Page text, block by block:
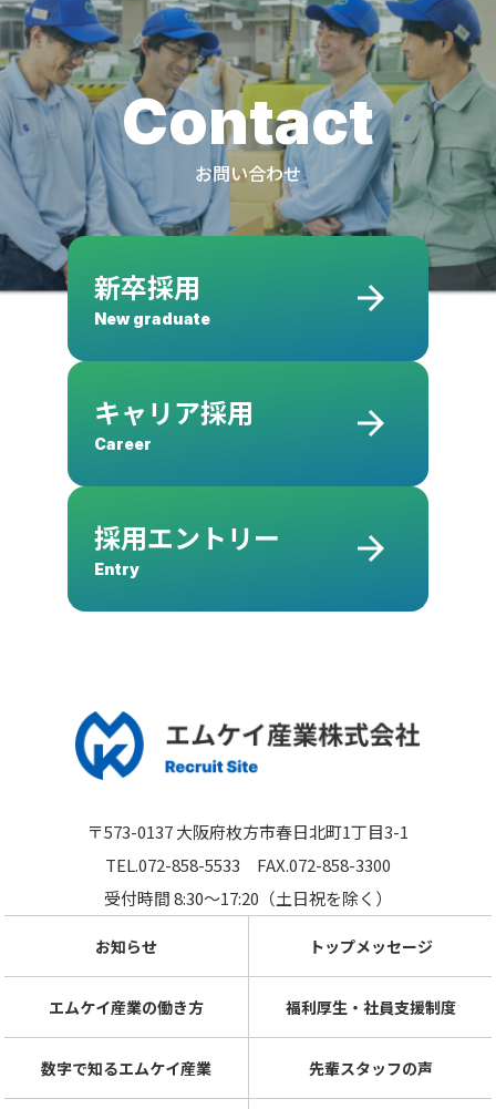
Contact
お問い合わせ
新卒採用
New graduate
キャリア採用
Career
採用エントリー
Entry
お知らせ トップメッセージ
エムケイ産業の働き方 福利厚生・社員支援制度
数字で知るエムケイ産業 先輩スタッフの声
〒573-0137 大阪府枚方市春日北町1丁目3-1
TEL.072-858-5533 FAX.072-858-3300
受付時間 8:30～17:20（土日祝を除く）